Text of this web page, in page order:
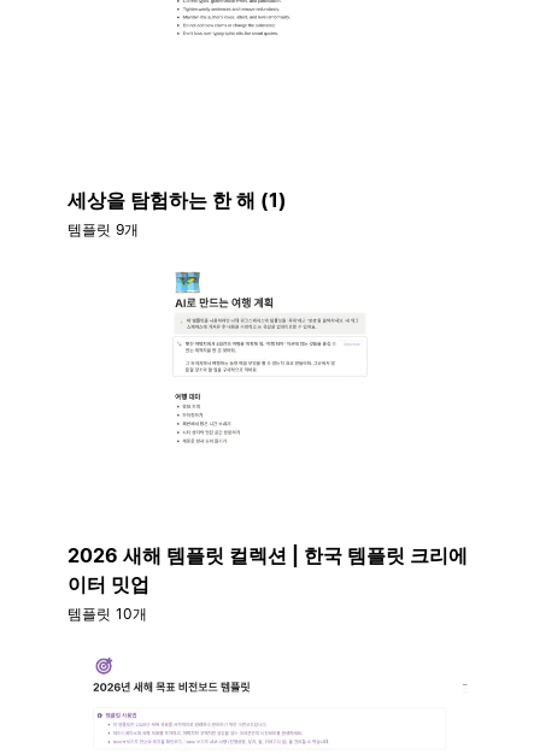
세상을 탐험하는 한 해 (1)
템플릿 9개
2026 새해 템플릿 컬렉션 | 한국 템플릿 크리에
이터 밋업
템플릿 10개